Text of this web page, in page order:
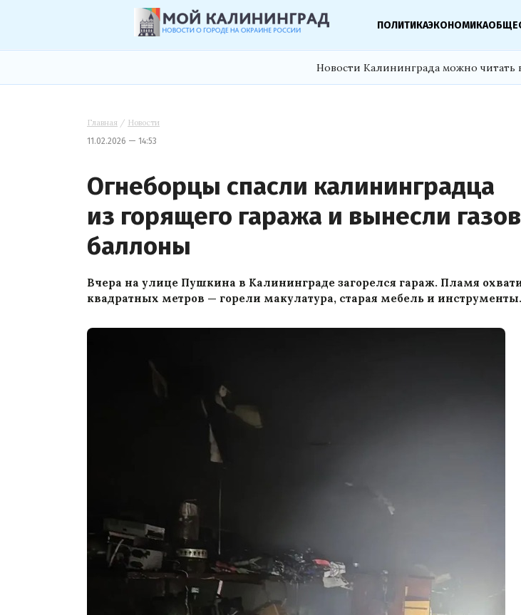
ПОЛИТИКАЭКОНОМИКА
Новости Калининграда можно читать
Главная / Новости
11.02.2026 — 14:53
Огнеборцы спасли калининградца
из горящего гаража и вынесли
баллоны
Вчера на улице Пушкина в Калининграде загорелся гараж. Пламя
квадратных метров — горели макулатура, старая мебель и инструменты.